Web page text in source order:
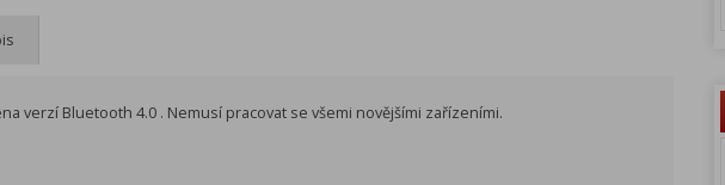
verzí Bluetooth 4.0 . Nemusí pracovat se všemi novějšími zařízeními.